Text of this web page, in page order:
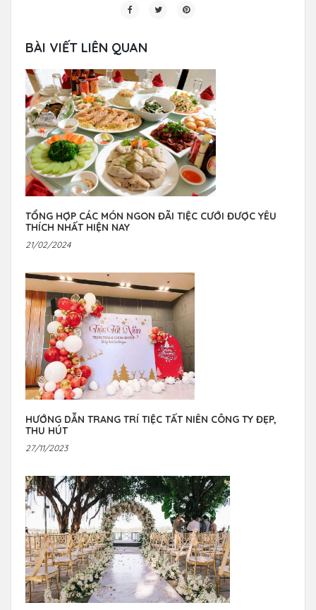
BÀI VIẾT LIÊN QUAN
TỔNG HỢP CÁC MÓN NGON ĐÃI TIỆC CƯỚI ĐƯỢC YÊU
THÍCH NHẤT HIỆN NAY
21/02/2024
HƯỚNG DẪN TRANG TRÍ TIỆC TẤT NIÊN CÔNG TY ĐẸP,
THU HÚT
27/11/2023